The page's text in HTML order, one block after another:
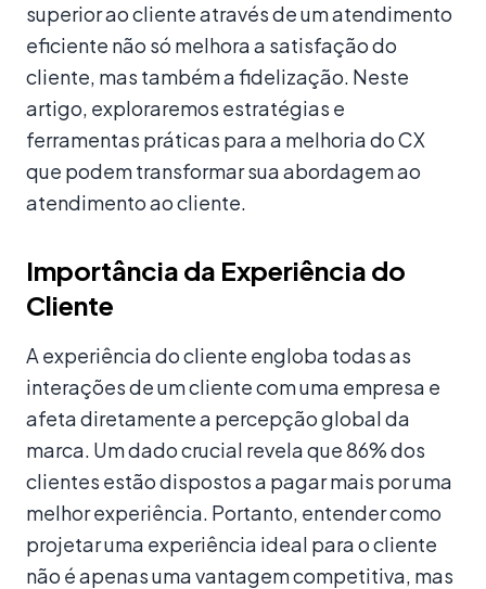
superior ao cliente através de um atendimento
eficiente não só melhora a satisfação do
cliente, mas também a fidelização. Neste
artigo, exploraremos estratégias e
ferramentas práticas para a melhoria do CX
que podem transformar sua abordagem ao
atendimento ao cliente.
Importância da Experiência do
Cliente
A experiência do cliente engloba todas as
interações de um cliente com uma empresa e
afeta diretamente a percepção global da
marca. Um dado crucial revela que 86% dos
clientes estão dispostos a pagar mais por uma
melhor experiência. Portanto, entender como
projetar uma experiência ideal para o cliente
não é apenas uma vantagem competitiva, mas